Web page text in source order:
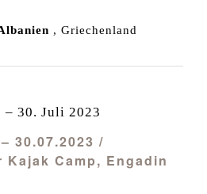
, Griechenland
30.07.2023 /
Kajak Camp, Engadin
– 30. Juli 2023